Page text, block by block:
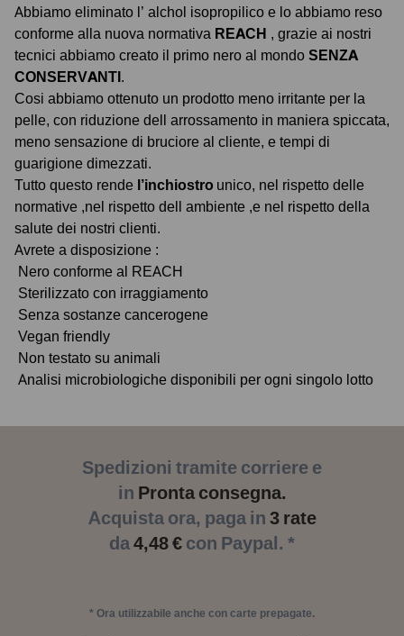
Abbiamo eliminato l’ alchol isopropilico e lo abbiamo reso
conforme alla nuova normativa REACH , grazie ai nostri
tecnici abbiamo creato il primo nero al mondo SENZA
CONSERVANTI.
Cosi abbiamo ottenuto un prodotto meno irritante per la
pelle, con riduzione dell arrossamento in maniera spiccata,
meno sensazione di bruciore al cliente, e tempi di
guarigione dimezzati.
Tutto questo rende l’inchiostro unico, nel rispetto delle
normative ,nel rispetto dell ambiente ,e nel rispetto della
salute dei nostri clienti.
Avrete a disposizione :
Nero conforme al REACH
Sterilizzato con irraggiamento
Senza sostanze cancerogene
Vegan friendly
Non testato su animali
Analisi microbiologiche disponibili per ogni singolo lotto
Spedizioni tramite corriere e
in Pronta consegna.
Acquista ora, paga in 3 rate
da4,48 € con Paypal. *
* Ora utilizzabile anche con carte prepagate.